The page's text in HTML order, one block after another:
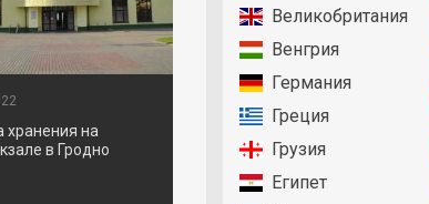
хранения на
в Гродно
Великобритания
Венгрия
Германия
Греция
Грузия
Египет